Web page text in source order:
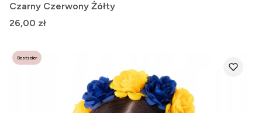
Czarny Czerwony Żółty
Cena
26,00 zł
Bestseller